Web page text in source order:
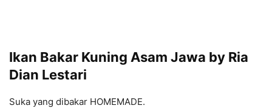
Ikan Bakar Kuning Asam Jawa by Ria
Dian Lestari
Suka yang dibakar HOMEMADE.